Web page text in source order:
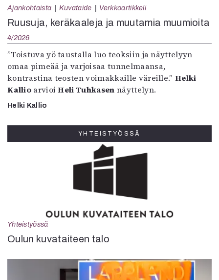
Ajankohtaista Kuvataide Verkkoartikkeli
Ruusuja, keräkaaleja ja muutamia muumioita
4/2026
”Toistuva yö taustalla luo teoksiin ja näyttelyyn
omaa pimeää ja varjoisaa tunnelmaansa,
kontrastina teosten voimakkaille väreille.”Helki
KallioarvioiHeli Tuhkasen näyttelyn.
Helki Kallio
YHTEISTYÖSSÄ
Yhteistyössä
Oulun kuvataiteen talo